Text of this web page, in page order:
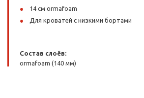
14 см ormafoam
Для кроватей с низкими бортами
Состав слоёв:
ormafoam (140 мм)